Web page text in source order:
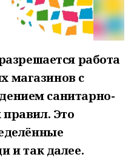
работа
магазинов с
санитарно-
Это
и так далее.